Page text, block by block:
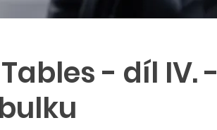
- díl IV. -